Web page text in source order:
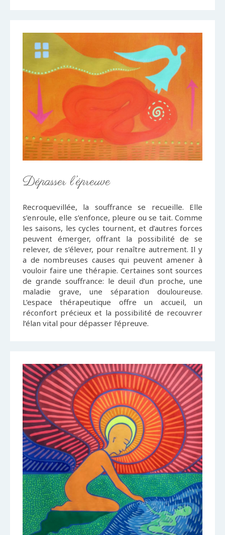
Dépasser l’épreuve
Recroquevillée, la souffrance se recueille. Elle
s’enroule, elle s’enfonce, pleure ou se tait. Comme
les saisons, les cycles tournent, et d’autres forces
peuvent émerger, offrant la possibilité de se
relever, de s’élever, pour renaître autrement. Il y
a de nombreuses causes qui peuvent amener à
vouloir faire une thérapie. Certaines sont sources
de grande souffrance: le deuil d’un proche, une
maladie grave, une séparation douloureuse.
L’espace thérapeutique offre un accueil, un
réconfort précieux et la possibilité de recouvrer
l’élan vital pour dépasser l’épreuve.